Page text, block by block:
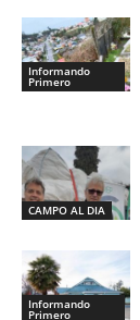
Informando
Primero
CAMPO AL DIA
Informando
Primero